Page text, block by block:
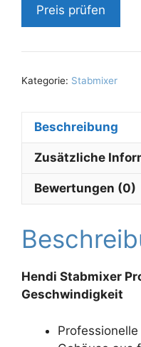
Preis prüfen
Kategorie: Stabmixer
Beschreibung
Zusätzliche
Bewertungen (0)
Hendi Stabmixer
Geschwindigkeit